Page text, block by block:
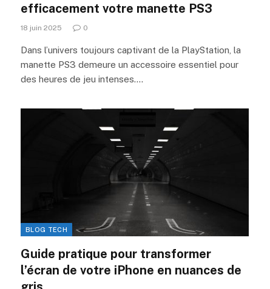
efficacement votre manette PS3
18 juin 2025 0
Dans l’univers toujours captivant de la PlayStation, la
manette PS3 demeure un accessoire essentiel pour
des heures de jeu intenses.…
BLOG TECH
Guide pratique pour transformer
l’écran de votre iPhone en nuances de